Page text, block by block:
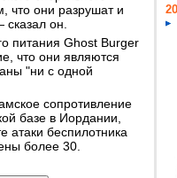
что они разрушат и
он.
питания Ghost Burger
что они являются
"ни с одной
сопротивление
базе в Иордании,
атаки беспилотника
более 30.